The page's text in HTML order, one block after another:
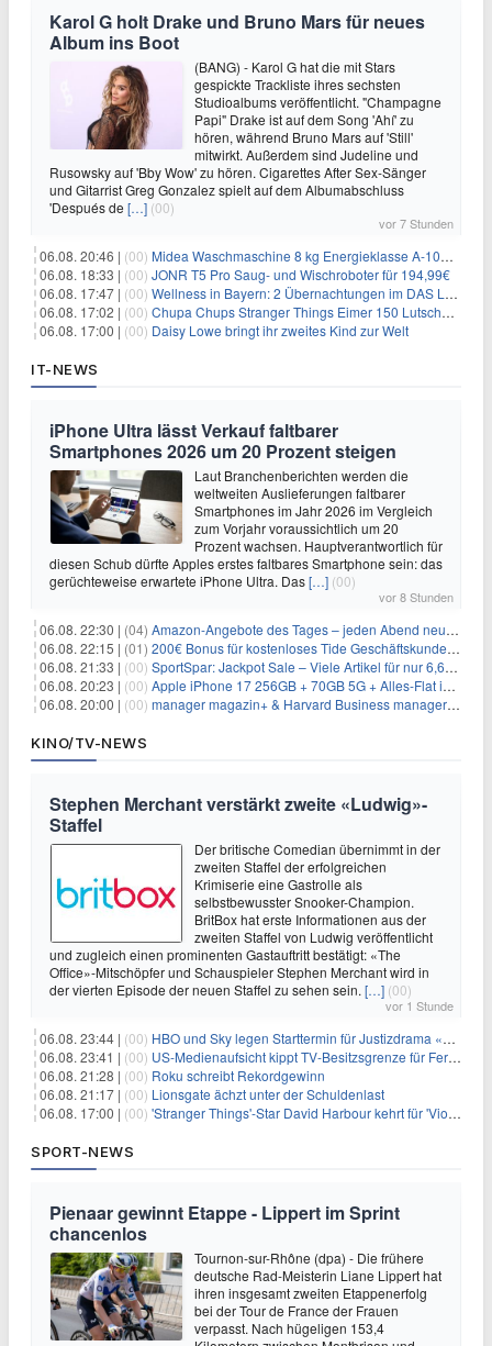
Karol G holt Drake und Bruno Mars für neues
Album ins Boot
(BANG) - Karol G hat die mit Stars
gespickte Trackliste ihres sechsten
Studioalbums veröffentlicht. "Champagne
Papi" Drake ist auf dem Song 'Ahí' zu
hören, während Bruno Mars auf 'Still'
mitwirkt. Außerdem sind Judeline und
Rusowsky auf 'Bby Wow' zu hören. Cigarettes After Sex-Sänger
und Gitarrist Greg Gonzalez spielt auf dem Albumabschluss
'Después de […] (00)
vor 7 Stunden
06.08. 20:46 | (00) Midea Waschmaschine 8 kg Energieklasse A-10% 1400 U/Min für 289,97€
06.08. 18:33 | (00) JONR T5 Pro Saug- und Wischroboter für 194,99€
06.08. 17:47 | (00) Wellness in Bayern: 2 Übernachtungen im DAS LUDWIG Sports Resort inkl. HP + Wellness ab 174€ p.P.
06.08. 17:02 | (00) Chupa Chups Stranger Things Eimer 150 Lutscher für 21,95€
06.08. 17:00 | (00) Daisy Lowe bringt ihr zweites Kind zur Welt
IT-NEWS
iPhone Ultra lässt Verkauf faltbarer
Smartphones 2026 um 20 Prozent steigen
Laut Branchenberichten werden die
weltweiten Auslieferungen faltbarer
Smartphones im Jahr 2026 im Vergleich
zum Vorjahr voraussichtlich um 20
Prozent wachsen. Hauptverantwortlich für
diesen Schub dürfte Apples erstes faltbares Smartphone sein: das
gerüchteweise erwartete iPhone Ultra. Das[…] (00)
vor 8 Stunden
06.08. 22:30 | (04) Amazon-Angebote des Tages – jeden Abend neue Deals zum Stöbern
06.08. 22:15 | (01) 200€ Bonus für kostenloses Tide Geschäftskundenkonto
06.08. 21:33 | (00) SportSpar: Jackpot Sale – Viele Artikel für nur 6,66€ – nur 48 Stunden
06.08. 20:23 | (00) Apple iPhone 17 256GB + 70GB 5G + Alles-Flat im Vodafone-Netz für 34,99€/Monat – eff. 4,65€/Monat
06.08. 20:00 | (00) manager magazin+ & Harvard Business manager+ Digital-Kombi-Abo 1 Monat kostenlos
KINO/TV-NEWS
Stephen Merchant verstärkt zweite «Ludwig»-
Staffel
Der britische Comedian übernimmt in der
zweiten Staffel der erfolgreichen
Krimiserie eine Gastrolle als
selbstbewusster Snooker-Champion.
BritBox hat erste Informationen aus der
zweiten Staffel von Ludwig veröffentlicht
und zugleich einen prominenten Gastauftritt bestätigt: «The
Office»-Mitschöpfer und Schauspieler Stephen Merchant wird in
der vierten Episode der neuen Staffel zu sehen sein. […] (00)
vor 1 Stunde
06.08. 23:44 | (00) HBO und Sky legen Starttermin für Justizdrama «War» fest
06.08. 23:41 | (00) US-Medienaufsicht kippt TV-Besitzsgrenze für Fernsehsender
06.08. 21:28 | (00) Roku schreibt Rekordgewinn
06.08. 21:17 | (00) Lionsgate ächzt unter der Schuldenlast
06.08. 17:00 | (00) 'Stranger Things'-Star David Harbour kehrt für 'Violent Night 2' zurück – Kristen Bell stößt zur Besetzung
SPORT-NEWS
Pienaar gewinnt Etappe - Lippert im Sprint
chancenlos
Tournon-sur-Rhône (dpa) - Die frühere
deutsche Rad-Meisterin Liane Lippert hat
ihren insgesamt zweiten Etappenerfolg
bei der Tour de France der Frauen
verpasst. Nach hügeligen 153,4